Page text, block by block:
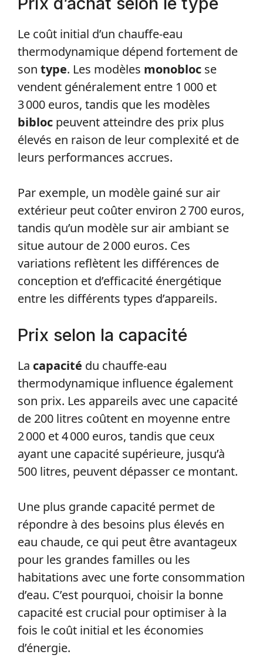
Le coût initial d’un chauffe-eau
thermodynamique dépend fortement de
son type. Les modèles monobloc se
vendent généralement entre 1 000 et
3 000 euros, tandis que les modèles
bibloc peuvent atteindre des prix plus
élevés en raison de leur complexité et de
leurs performances accrues.
Par exemple, un modèle gainé sur air
extérieur peut coûter environ 2 700 euros,
tandis qu’un modèle sur air ambiant se
situe autour de 2 000 euros. Ces
variations reflètent les différences de
conception et d’efficacité énergétique
entre les différents types d’appareils.
Prix selon la capacité
La capacité du chauffe-eau
thermodynamique influence également
son prix. Les appareils avec une capacité
de 200 litres coûtent en moyenne entre
2 000 et 4 000 euros, tandis que ceux
ayant une capacité supérieure, jusqu’à
500 litres, peuvent dépasser ce montant.
Une plus grande capacité permet de
répondre à des besoins plus élevés en
eau chaude, ce qui peut être avantageux
pour les grandes familles ou les
habitations avec une forte consommation
d’eau. C’est pourquoi, choisir la bonne
capacité est crucial pour optimiser à la
fois le coût initial et les économies
d’énergie.